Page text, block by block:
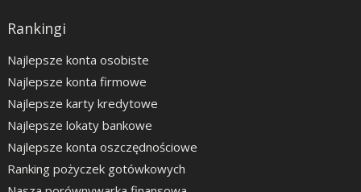
Rankingi
Najlepsze konta osobiste
Najlepsze konta firmowe
Najlepsze karty kredytowe
Najlepsze lokaty bankowe
Najlepsze konta oszczędnościowe
Ranking pożyczek gotówkowych